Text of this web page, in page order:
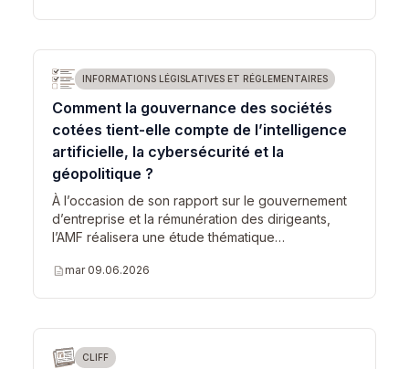
INFORMATIONS LÉGISLATIVES ET RÉGLEMENTAIRES
Comment la gouvernance des sociétés
cotées tient-elle compte de l’intelligence
artificielle, la cybersécurité et la
géopolitique ?
À l’occasion de son rapport sur le gouvernement
d’entreprise et la rémunération des dirigeants,
l’AMF réalisera une étude thématique…
descriptionmar 09.06.2026
CLIFF